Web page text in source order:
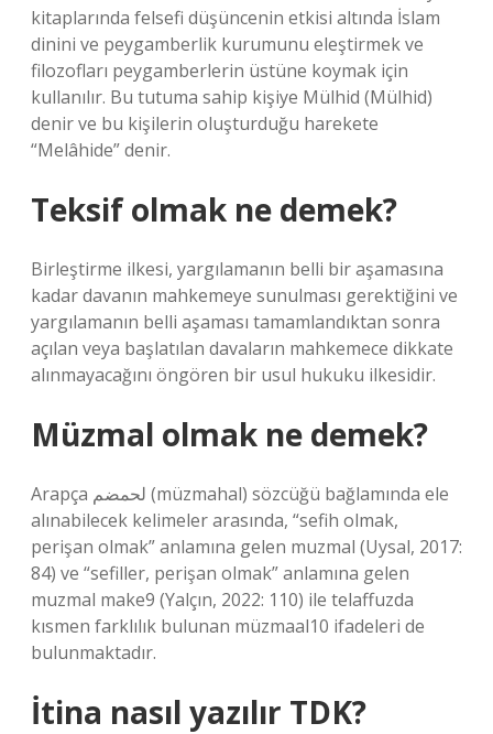
kitaplarında felsefi düşüncenin etkisi altında İslam
dinini ve peygamberlik kurumunu eleştirmek ve
filozofları peygamberlerin üstüne koymak için
kullanılır. Bu tutuma sahip kişiye Mülhid (Mülhid)
denir ve bu kişilerin oluşturduğu harekete
“Melâhide” denir.
Teksif olmak ne demek?
Birleştirme ilkesi, yargılamanın belli bir aşamasına
kadar davanın mahkemeye sunulması gerektiğini ve
yargılamanın belli aşaması tamamlandıktan sonra
açılan veya başlatılan davaların mahkemece dikkate
alınmayacağını öngören bir usul hukuku ilkesidir.
Müzmal olmak ne demek?
Arapça لحمضم (müzmahal) sözcüğü bağlamında ele
alınabilecek kelimeler arasında, “sefih olmak,
perişan olmak” anlamına gelen muzmal (Uysal, 2017:
84) ve “sefiller, perişan olmak” anlamına gelen
muzmal make9 (Yalçın, 2022: 110) ile telaffuzda
kısmen farklılık bulunan müzmaal10 ifadeleri de
bulunmaktadır.
İtina nasıl yazılır TDK?